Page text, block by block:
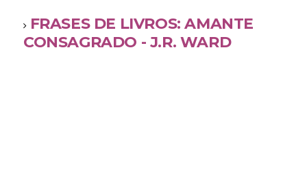
FRASES DE LIVROS: AMANTE
CONSAGRADO - J.R. WARD